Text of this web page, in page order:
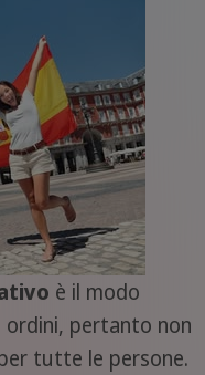
è il modo
ordini, pertanto non
tutte le persone.